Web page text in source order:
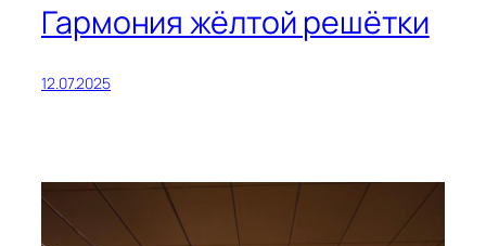
Гармония жёлтой решётки
12.07.2025